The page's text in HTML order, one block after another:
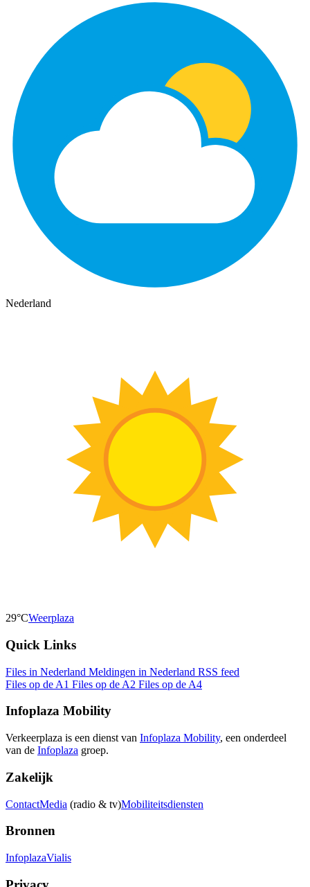
Nederland
29°CWeerplaza
Quick Links
Files in Nederland Meldingen in Nederland RSS feed
Files op de A1 Files op de A2 Files op de A4
Infoplaza Mobility
Verkeerplaza is een dienst van Infoplaza Mobility, een onderdeel
van de Infoplaza groep.
Zakelijk
ContactMedia (radio & tv)Mobiliteitsdiensten
Bronnen
InfoplazaVialis